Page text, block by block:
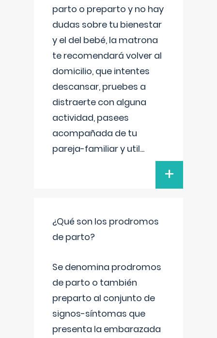
parto o preparto y no hay
dudas sobre tu bienestar
y el del bebé, la matrona
te recomendará volver al
domicilio, que intentes
descansar, pruebes a
distraerte con alguna
actividad, pasees
acompañada de tu
pareja-familiar y util...
+
¿Qué son los prodromos
de parto?
Se denomina prodromos
de parto o también
preparto al conjunto de
signos-síntomas que
presenta la embarazada